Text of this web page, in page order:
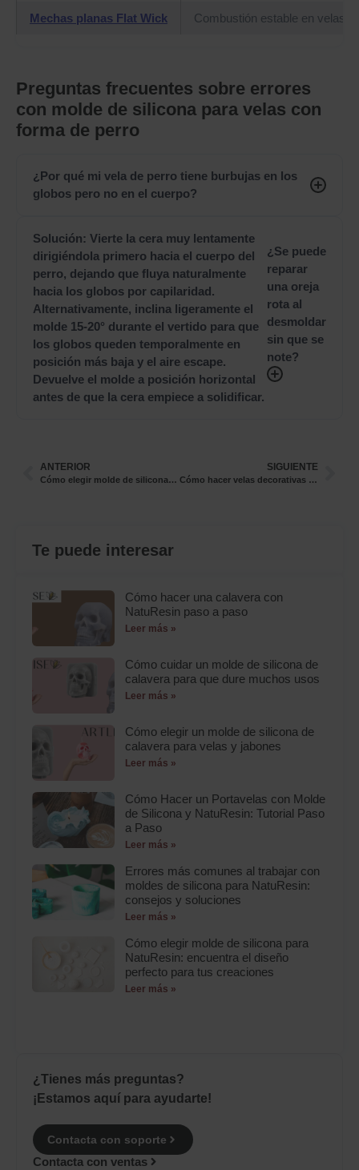
Mechas planas Flat Wick Combustión estable en velas
Preguntas frecuentes sobre errores
con molde de silicona para velas con
forma de perro
¿Por qué mi vela de perro tiene burbujas en los
globos pero no en el cuerpo?
Solución: Vierte la cera muy lentamente
dirigiéndola primero hacia el cuerpo del
perro, dejando que fluya naturalmente
hacia los globos por capilaridad.
Alternativamente, inclina ligeramente el
molde 15-20° durante el vertido para que
los globos queden temporalmente en
posición más baja y el aire escape.
Devuelve el molde a posición horizontal
antes de que la cera empiece a solidificar.
¿Se puede
reparar
una oreja
rota al
desmoldar
sin que se
note?
ANTERIOR
Cómo elegir molde de silicona para velas y resina con forma de perro: la guía definitiva para crear piezas perfectas
SIGUIENTE
Cómo hacer velas decorativas con molde de silicona para velas y resina con forma de perro: tutorial paso a paso
Te puede interesar
Cómo hacer una calavera con
NatuResin paso a paso
Leer más »
Cómo cuidar un molde de silicona de
calavera para que dure muchos usos
Leer más »
Cómo elegir un molde de silicona de
calavera para velas y jabones
Leer más »
Cómo Hacer un Portavelas con Molde
de Silicona y NatuResin: Tutorial Paso
a Paso
Leer más »
Errores más comunes al trabajar con
moldes de silicona para NatuResin:
consejos y soluciones
Leer más »
Cómo elegir molde de silicona para
NatuResin: encuentra el diseño
perfecto para tus creaciones
Leer más »
¿Tienes más preguntas?
¡Estamos aquí para ayudarte!
Contacta con soporte
Contacta con ventas